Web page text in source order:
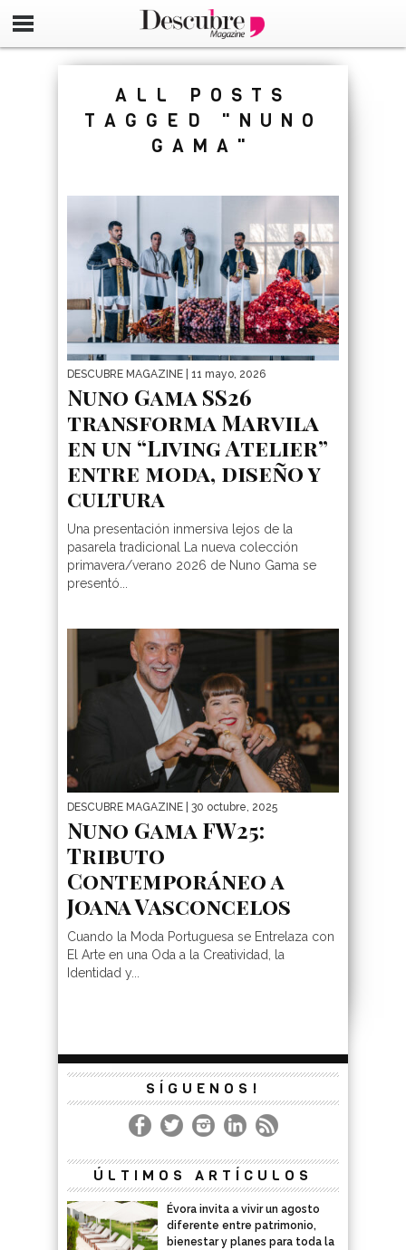
google-site-
ALL POSTS
TAGGED "NUNO
GAMA"
DESCUBRE MAGAZINE | 11 mayo, 2026
Nuno Gama SS26
transforma Marvila
en un “Living Atelier”
entre moda, diseño y
cultura
Una presentación inmersiva lejos de la
pasarela tradicional La nueva colección
primavera/verano 2026 de Nuno Gama se
presentó...
DESCUBRE MAGAZINE | 30 octubre, 2025
Nuno Gama FW25:
Tributo
Contemporáneo a
Joana Vasconcelos
Cuando la Moda Portuguesa se Entrelaza con
El Arte en una Oda a la Creatividad, la
Identidad y...
SÍGUENOS!
ÚLTIMOS ARTÍCULOS
Évora invita a vivir un agosto
diferente entre patrimonio,
bienestar y planes para toda la